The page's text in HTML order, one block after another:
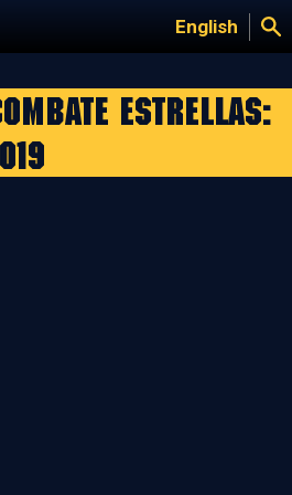
English
Estrellas: